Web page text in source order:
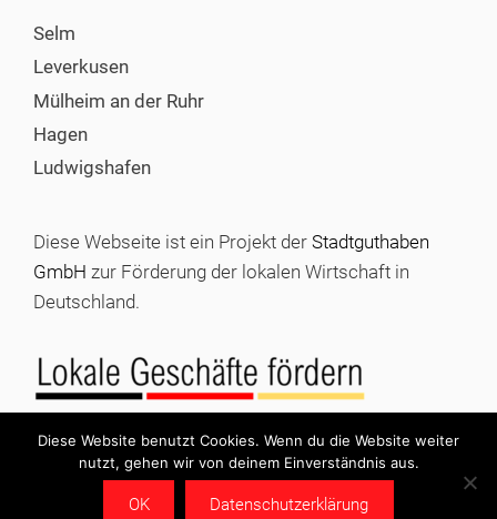
Selm
Leverkusen
Mülheim an der Ruhr
Hagen
Ludwigshafen
Diese Webseite ist ein Projekt der Stadtguthaben
GmbH zur Förderung der lokalen Wirtschaft in
Deutschland.
© 2026 Stadtgutschein kaufen |Impressum|Datenschutz
Stadtguthaben GmbH
Diese Website benutzt Cookies. Wenn du die Website weiter
nutzt, gehen wir von deinem Einverständnis aus.
OK Datenschutzerklärung